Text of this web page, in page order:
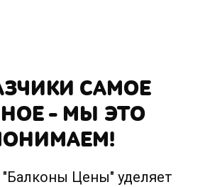
САМОЕ
– МЫ ЭТО
Цены" уделяет